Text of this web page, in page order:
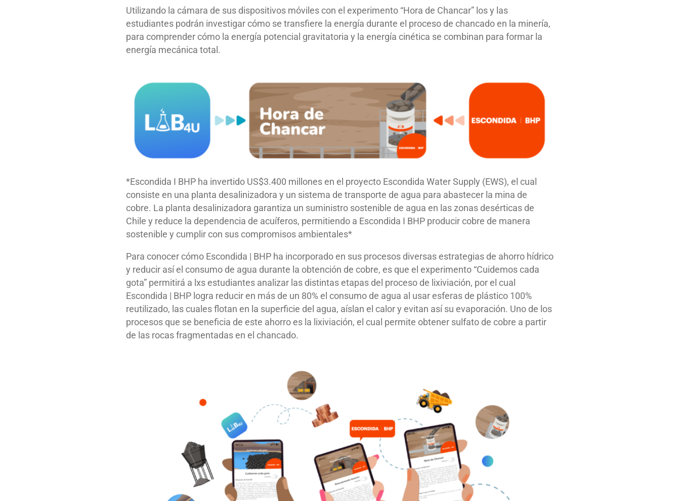
Utilizando la cámara de sus dispositivos móviles con el experimento “Hora de Chancar” los y las
estudiantes podrán investigar cómo se transfiere la energía durante el proceso de chancado en la minería,
para comprender cómo la energía potencial gravitatoria y la energía cinética se combinan para formar la
energía mecánica total.
*Escondida I BHP ha invertido US$3.400 millones en el proyecto Escondida Water Supply (EWS), el cual
consiste en una planta desalinizadora y un sistema de transporte de agua para abastecer la mina de
cobre. La planta desalinizadora garantiza un suministro sostenible de agua en las zonas desérticas de
Chile y reduce la dependencia de acuíferos, permitiendo a Escondida I BHP producir cobre de manera
sostenible y cumplir con sus compromisos ambientales*
Para conocer cómo Escondida | BHP ha incorporado en sus procesos diversas estrategias de ahorro hídrico
y reducir así el consumo de agua durante la obtención de cobre, es que el experimento “Cuidemos cada
gota” permitirá a lxs estudiantes analizar las distintas etapas del proceso de lixiviación, por el cual
Escondida | BHP logra reducir en más de un 80% el consumo de agua al usar esferas de plástico 100%
reutilizado, las cuales flotan en la superficie del agua, aíslan el calor y evitan así su evaporación. Uno de los
procesos que se beneficia de este ahorro es la lixiviación, el cual permite obtener sulfato de cobre a partir
de las rocas fragmentadas en el chancado.